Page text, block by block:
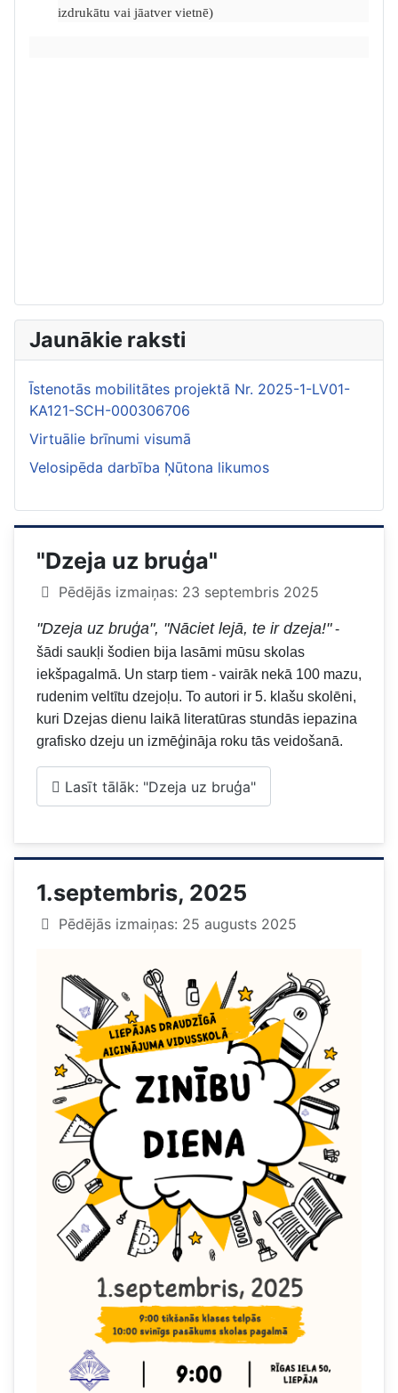
izdrukātu vai jāatver vietnē)
Jaunākie raksti
Īstenotās mobilitātes projektā Nr. 2025-1-LV01-
KA121-SCH-000306706
Virtuālie brīnumi visumā
Velosipēda darbība Ņūtona likumos
"Dzeja uz bruģa"
Pēdējās izmaiņas: 23 septembris 2025
"Dzeja uz bruģa", "Nāciet lejā, te ir dzeja!"-
šādi saukļi šodien bija lasāmi mūsu skolas
iekšpagalmā. Un starp tiem - vairāk nekā 100 mazu,
rudenim veltītu dzejoļu. To autori ir 5. klašu skolēni,
kuri Dzejas dienu laikā literatūras stundās iepazina
grafisko dzeju un izmēģināja roku tās veidošanā.
Lasīt tālāk: "Dzeja uz bruģa"
1.septembris, 2025
Pēdējās izmaiņas: 25 augusts 2025